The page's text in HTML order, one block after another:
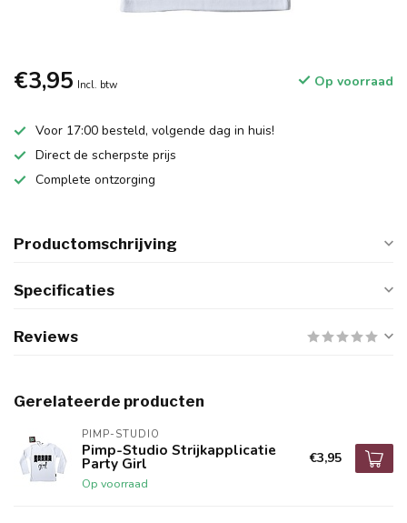
€3,95 Incl. btw Op voorraad
Voor 17:00 besteld, volgende dag in huis!
Direct de scherpste prijs
Complete ontzorging
Productomschrijving
Specificaties
Reviews
Gerelateerde producten
PIMP-STUDIO
Pimp-Studio Strijkapplicatie
Party Girl
Op voorraad
€3,95